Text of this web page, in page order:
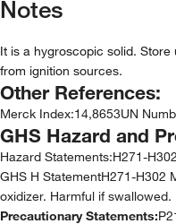
Notes
It is a hygroscopic solid.
from ignition sources.
Other References:
Merck Index:14,8653UN
GHS Hazard and
Hazard Statements:H271-
GHS H StatementH271-H302
oxidizer. Harmful if swallowed.
Precautionary Statements: